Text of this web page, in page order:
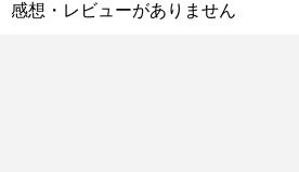
感想・レビューがありません